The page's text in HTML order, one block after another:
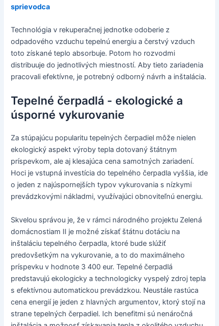
sprievodca
Technológia v rekuperačnej jednotke odoberie z
odpadového vzduchu tepelnú energiu a čerstvý vzduch
toto získané teplo absorbuje. Potom ho rozvodmi
distribuuje do jednotlivých miestností. Aby tieto zariadenia
pracovali efektívne, je potrebný odborný návrh a inštalácia.
Tepelné čerpadlá - ekologické a
úsporné vykurovanie
Za stúpajúcu popularitu tepelných čerpadiel môže nielen
ekologický aspekt výroby tepla dotovaný štátnym
príspevkom, ale aj klesajúca cena samotných zariadení.
Hoci je vstupná investícia do tepelného čerpadla vyššia, ide
o jeden z najúspornejších typov vykurovania s nízkymi
prevádzkovými nákladmi, využívajúci obnoviteľnú energiu.
Skvelou správou je, že v rámci národného projektu Zelená
domácnostiam II je možné získať štátnu dotáciu na
inštaláciu tepelného čerpadla, ktoré bude slúžiť
predovšetkým na vykurovanie, a to do maximálneho
príspevku v hodnote 3 400 eur. Tepelné čerpadlá
predstavujú ekologicky a technologicky vyspelý zdroj tepla
s efektívnou automatickou prevádzkou. Neustále rastúca
cena energií je jeden z hlavných argumentov, ktorý stojí na
strane tepelných čerpadiel. Ich benefitmi sú nenáročná